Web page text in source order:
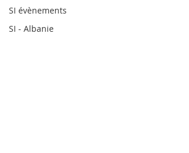
SI évènements
SI - Albanie